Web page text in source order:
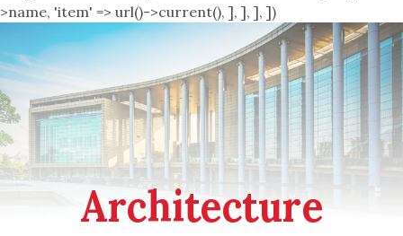
>name, 'item' => url()->current(), ], ], ], ])
Architecture